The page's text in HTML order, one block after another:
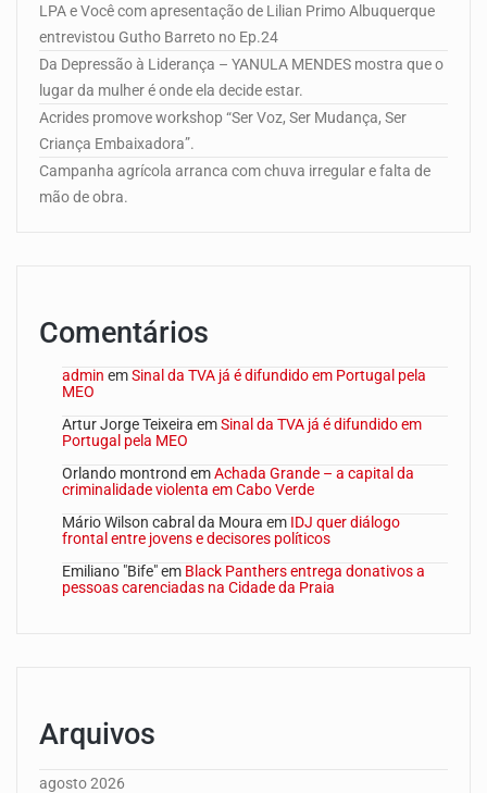
LPA e Você com apresentação de Lilian Primo Albuquerque
entrevistou Gutho Barreto no Ep.24
Da Depressão à Liderança – YANULA MENDES mostra que o
lugar da mulher é onde ela decide estar.
Acrides promove workshop “Ser Voz, Ser Mudança, Ser
Criança Embaixadora”.
Campanha agrícola arranca com chuva irregular e falta de
mão de obra.
Comentários
admin emSinal da TVA já é difundido em Portugal pela
MEO
Artur Jorge Teixeira emSinal da TVA já é difundido em
Portugal pela MEO
Orlando montrond emAchada Grande – a capital da
criminalidade violenta em Cabo Verde
Mário Wilson cabral da Moura em IDJ quer diálogo
frontal entre jovens e decisores políticos
Emiliano "Bife"em Black Panthers entrega donativos a
pessoas carenciadas na Cidade da Praia
Arquivos
agosto 2026